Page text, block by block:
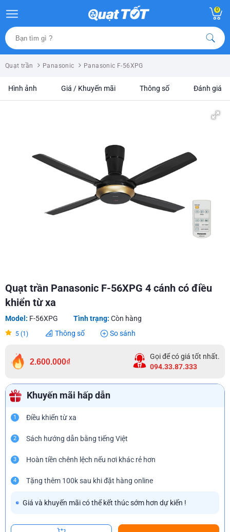
0
Quạt trần Panasonic Panasonic F-56XPG
Hình ảnh Giá / Khuyến mãi Thông số Đánh giá
Quạt trần Panasonic F-56XPG 4 cánh có điều
khiển từ xa
Model: F-56XPG Tình trạng: Còn hàng
5 (1) Thông số So sánh
2.600.000₫
Gọi để có giá tốt nhất.
094.33.87.333
Khuyến mãi hấp dẫn
1 Điều khiển từ xa
2 Sách hướng dẫn bằng tiếng Việt
3 Hoàn tiền chênh lệch nếu nơi khác rẻ hơn
4 Tặng thêm 100k sau khi đặt hàng online
Giá và khuyến mãi có thể kết thúc sớm hơn dự kiến !